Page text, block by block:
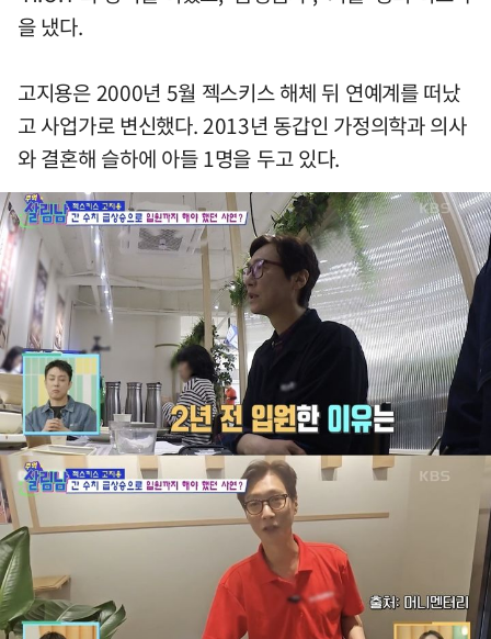
을 냈다.
고지용은 2000년 5월 젝스키스 해체 뒤 연예계를 떠났
고 사업가로 변신했다. 2013년 동갑인 가정의학과 의사
와 결혼해 슬하에 아들 1명을 두고 있다.